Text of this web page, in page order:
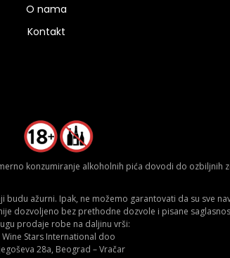
O nama
Kontakt
konzumiranje alkoholnih pića dovodi do ozbiljnih
budu ažurni. Ipak, ne možemo garantovati da su sve
dozvoljeno bez prethodne dozvole i pisane
prodaje robe na daljinu vrši:
Wine Stars International doo
28a, Beograd – Vračar